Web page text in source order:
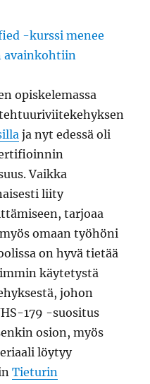
opiskelemassa
ja nyt edessä oli
Vaikka
liity
tarjoaa
omaan työhöni
on hyvä tietää
käytetystä
johon
179 -suositus
osion, myös
löytyy
Tieturin